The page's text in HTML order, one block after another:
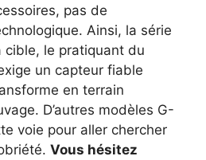
pas de
Ainsi, la série
cible, le pratiquant du
un capteur fiable
en terrain
D’autres modèles G-
voie pour aller chercher
Vous hésitez